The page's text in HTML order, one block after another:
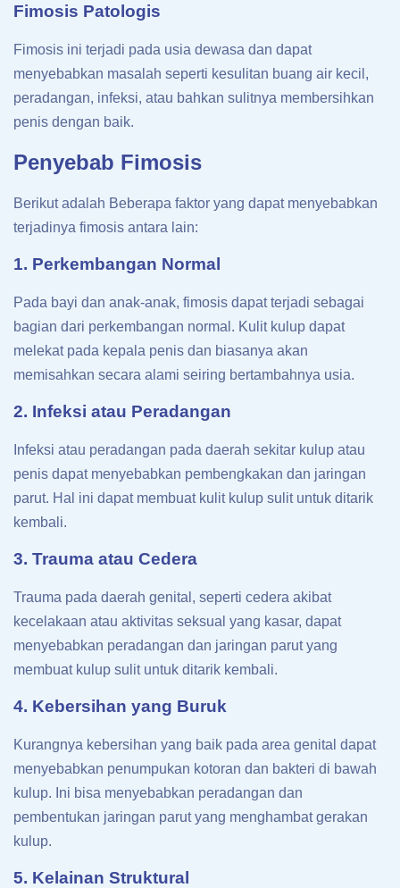
Fimosis Patologis
Fimosis ini terjadi pada usia dewasa dan dapat
menyebabkan masalah seperti kesulitan buang air kecil,
peradangan, infeksi, atau bahkan sulitnya membersihkan
penis dengan baik.
Penyebab Fimosis
Berikut adalah Beberapa faktor yang dapat menyebabkan
terjadinya fimosis antara lain:
1. Perkembangan Normal
Pada bayi dan anak-anak, fimosis dapat terjadi sebagai
bagian dari perkembangan normal. Kulit kulup dapat
melekat pada kepala penis dan biasanya akan
memisahkan secara alami seiring bertambahnya usia.
2. Infeksi atau Peradangan
Infeksi atau peradangan pada daerah sekitar kulup atau
penis dapat menyebabkan pembengkakan dan jaringan
parut. Hal ini dapat membuat kulit kulup sulit untuk ditarik
kembali.
3. Trauma atau Cedera
Trauma pada daerah genital, seperti cedera akibat
kecelakaan atau aktivitas seksual yang kasar, dapat
menyebabkan peradangan dan jaringan parut yang
membuat kulup sulit untuk ditarik kembali.
4. Kebersihan yang Buruk
Kurangnya kebersihan yang baik pada area genital dapat
menyebabkan penumpukan kotoran dan bakteri di bawah
kulup. Ini bisa menyebabkan peradangan dan
pembentukan jaringan parut yang menghambat gerakan
kulup.
5. Kelainan Struktural